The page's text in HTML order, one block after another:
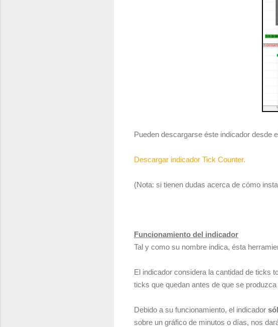
Pueden descargarse éste indicador desde
Descargar indicador Tick Counter.
(Nota: si tienen dudas acerca de cómo
Funcionamiento del indicador
Tal y como su nombre indica, ésta
El indicador considera la cantidad de ticks
ticks que quedan antes de que se
Debido a su funcionamiento, el indicador
sobre un gráfico de minutos o días, nos